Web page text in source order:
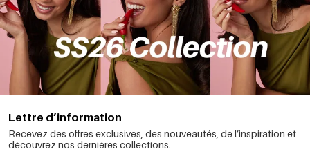
Lettre d’information
Recevez des offres exclusives, des nouveautés, de l’inspiration et
découvrez nos dernières collections.